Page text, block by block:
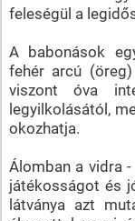
feleségül a
A babonások
fehér arcú
viszont óva
legyilkolásától,
okozhatja.
Álomban a vidra
játékosságot és
látványa azt